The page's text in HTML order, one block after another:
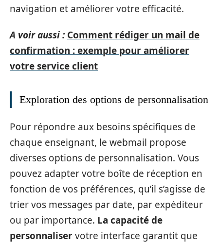
navigation et améliorer votre efficacité.
A voir aussi : Comment rédiger un mail de
confirmation : exemple pour améliorer
votre service client
Exploration des options de personnalisation
Pour répondre aux besoins spécifiques de
chaque enseignant, le webmail propose
diverses options de personnalisation. Vous
pouvez adapter votre boîte de réception en
fonction de vos préférences, qu’il s’agisse de
trier vos messages par date, par expéditeur
ou par importance. La capacité de
personnaliservotre interface garantit que